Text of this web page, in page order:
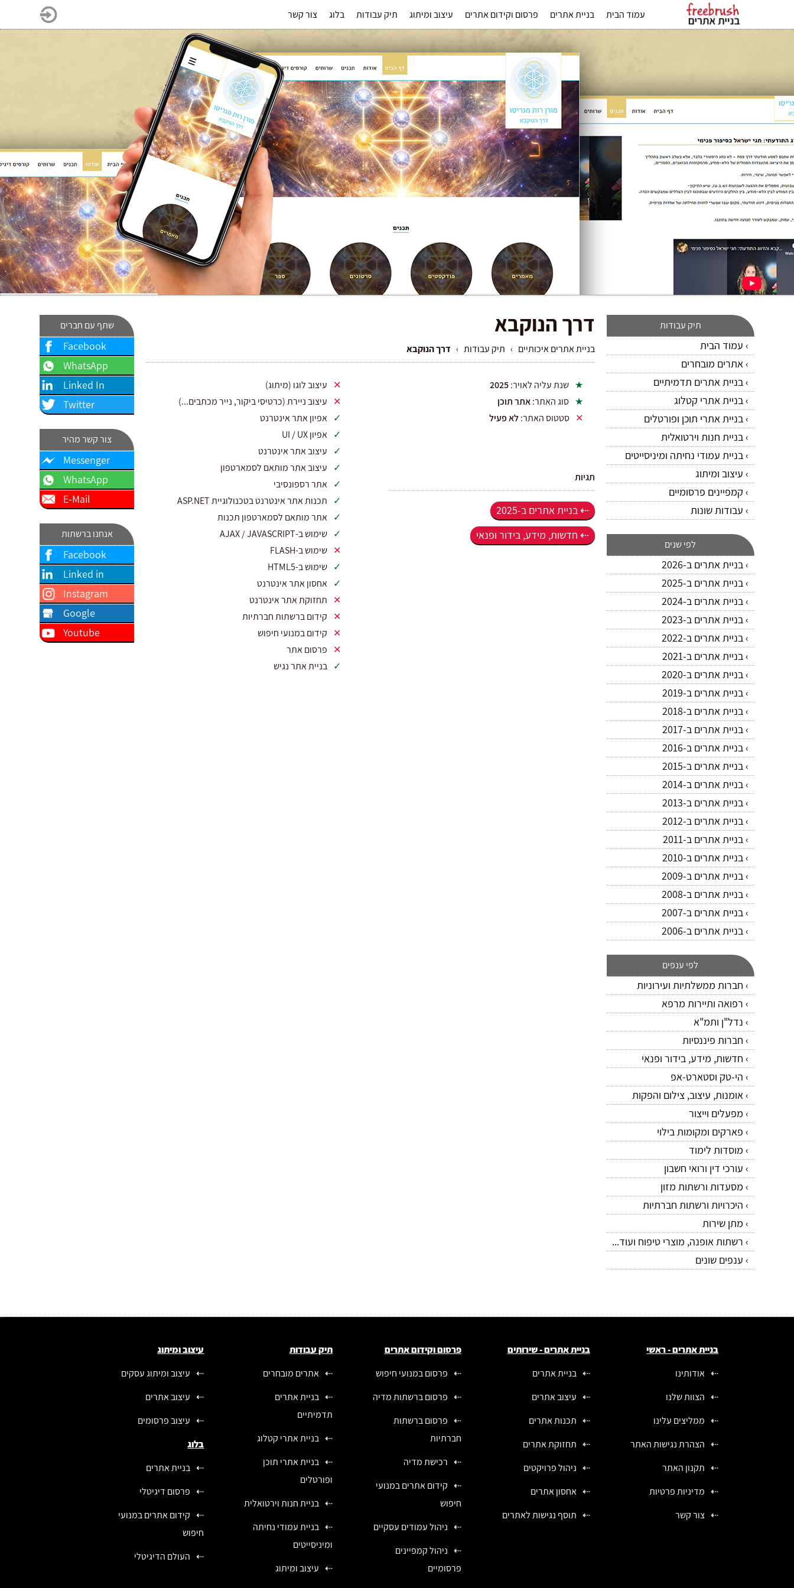
עמוד הבית בניית אתרים פרסום וקידום אתרים עיצוב ומיתוג תיק עבודות בלוג צור קשר
תיק עבודות
עמוד הבית
אתרים מובחרים
בניית אתרים תדמיתיים
בניית אתרי קטלוג
בניית אתרי תוכן ופורטלים
בניית חנות וירטואלית
בניית עמודי נחיתה ומיניסייטים
עיצוב ומיתוג
קמפיינים פרסומיים
עבודות שונות
לפי שנים
בניית אתרים ב-2026
בניית אתרים ב-2025
בניית אתרים ב-2024
בניית אתרים ב-2023
בניית אתרים ב-2022
בניית אתרים ב-2021
בניית אתרים ב-2020
בניית אתרים ב-2019
בניית אתרים ב-2018
בניית אתרים ב-2017
בניית אתרים ב-2016
בניית אתרים ב-2015
בניית אתרים ב-2014
בניית אתרים ב-2013
בניית אתרים ב-2012
בניית אתרים ב-2011
בניית אתרים ב-2010
בניית אתרים ב-2009
בניית אתרים ב-2008
בניית אתרים ב-2007
בניית אתרים ב-2006
לפי ענפים
חברות ממשלתיות ועירוניות
רפואה ותיירות מרפא
נדל"ן ותמ"א
חברות פיננסיות
חדשות, מידע, בידור ופנאי
הי-טק וסטארט-אפ
אומנות, עיצוב, צילום והפקות
מפעלים וייצור
פארקים ומקומות בילוי
מוסדות לימוד
עורכי דין ורואי חשבון
מסעדות ורשתות מזון
היכרויות ורשתות חברתיות
מתן שירות
רשתות אופנה, מוצרי טיפוח ועוד...
ענפים שונים
דרך הנוקבא
בניית אתרים איכותיים › תיק עבודות › דרך הנוקבא
שנת עליה לאויר:2025
סוג האתר:אתר תוכן
סטטוס האתר:לא פעיל
תגיות
בניית אתרים ב-2025
חדשות, מידע, בידור ופנאי
עיצוב לוגו (מיתוג)
עיצוב ניירת (כרטיסי ביקור, נייר מכתבים...)
אפיון אתר אינטרנט
אפיון UI / UX
עיצוב אתר אינטרנט
עיצוב אתר מותאם לסמארטפון
אתר רספונסיבי
תכנות אתר אינטרנט בטכנולוגיית ASP.NET
אתר מותאם לסמארטפון תכנות
שימוש ב-AJAX / JAVASCRIPT
שימוש ב-FLASH
שימוש ב-HTML5
אחסון אתר אינטרנט
תחזוקת אתר אינטרנט
קידום ברשתות חברתיות
קידום במנועי חיפוש
פרסום אתר
בניית אתר נגיש
שתף עם חברים
צור קשר מהיר
אנחנו ברשתות
בניית אתרים - ראשי
אודותינו
הצוות שלנו
ממליצים עלינו
הצהרת נגישות האתר
תקנון האתר
מדיניות פרטיות
צור קשר
בניית אתרים - שירותים
בניית אתרים
עיצוב אתרים
תכנות אתרים
תחזוקת אתרים
ניהול פרויקטים
אחסון אתרים
תוסף נגישות לאתרים
פרסום וקידום אתרים
פרסום במנועי חיפוש
פרסום ברשתות מדיה
פרסום ברשתות
חברתיות
רכישת מדיה
קידום אתרים במנועי
חיפוש
ניהול עמודים עסקיים
ניהול קמפיינים
פרסומיים
תיק עבודות
אתרים מובחרים
בניית אתרים
תדמיתיים
בניית אתרי קטלוג
בניית אתרי תוכן
ופורטלים
בניית חנות וירטואלית
בניית עמודי נחיתה
ומיניסייטים
עיצוב ומיתוג
עיצוב ומיתוג
עיצוב ומיתוג עסקים
עיצוב אתרים
עיצוב פרסומים
בלוג
בניית אתרים
פרסום דיגיטלי
קידום אתרים במנועי
חיפוש
העולם הדיגיטלי